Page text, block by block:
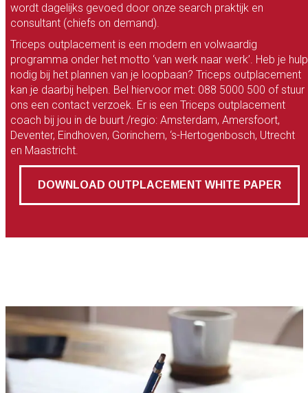
wordt dagelijks gevoed door onze search praktijk en
consultant (chiefs on demand).
Triceps outplacement is een modern en volwaardig
programma onder het motto ‘van werk naar werk’. Heb je hulp
nodig bij het plannen van je loopbaan? Triceps outplacement
kan je daarbij helpen. Bel hiervoor met: 088 5000 500 of stuur
ons een contact verzoek. Er is een Triceps outplacement
coach bij jou in de buurt /regio: Amsterdam, Amersfoort,
Deventer, Eindhoven, Gorinchem, ‘s-Hertogenbosch, Utrecht
en Maastricht.
DOWNLOAD OUTPLACEMENT WHITE PAPER